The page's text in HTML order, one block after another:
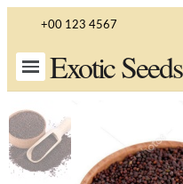
+00 123 4567
Exotic Seeds